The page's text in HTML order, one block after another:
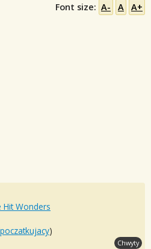
Font size: A- A A+
Hit Wonders
poczatkujacy)
Chwyty